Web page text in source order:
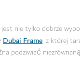
jest nie tylko dobrze
Dubai Frame, z której
podziwiać